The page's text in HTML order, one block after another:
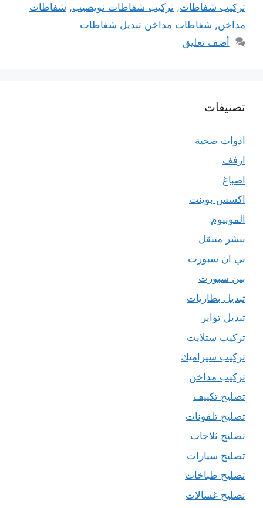
تركيب شفاطات, تركيب شفاطات نويصيب, شفاطات
مداخن, شفاطات مداخن تبديل شفاطات
أضف تعليق
تصنيفات
ادوات صحية
ارفف
اصباغ
اكسس بوينت
المونيوم
بنشر متنقل
بي ان سبورت
بين سبورت
تبديل بطاريات
تبديل تواير
تركيب ستلايت
تركيب سيراميك
تركيب مداخن
تصليح تكييف
تصليح تلفونات
تصليح ثلاجات
تصليح سيارات
تصليح طباخات
تصليح غسالات